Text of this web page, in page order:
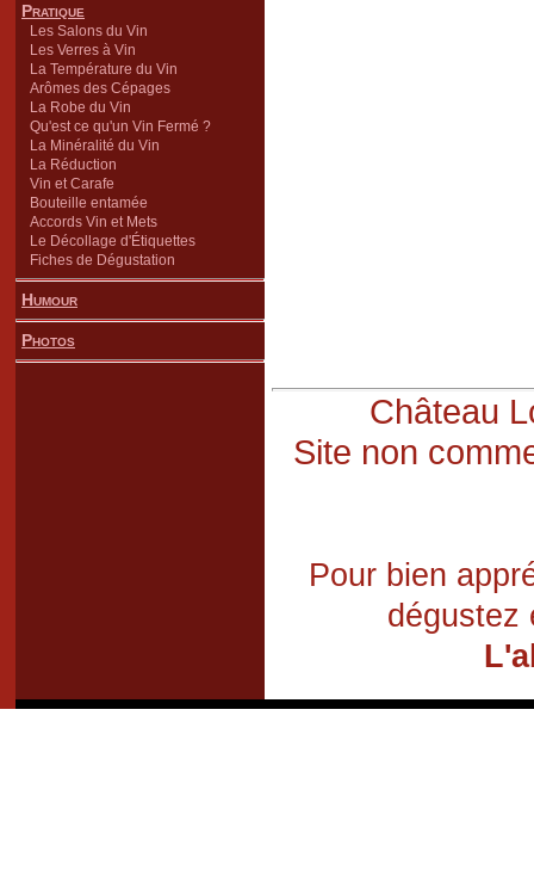
Pratique
Les Salons du Vin
Les Verres à Vin
La Température du Vin
Arômes des Cépages
La Robe du Vin
Qu'est ce qu'un Vin Fermé ?
La Minéralité du Vin
La Réduction
Vin et Carafe
Bouteille entamée
Accords Vin et Mets
Le Décollage d'Étiquettes
Fiches de Dégustation
Humour
Photos
Château
Site non
Pour bien
dégustez